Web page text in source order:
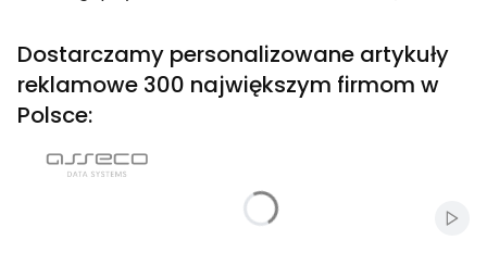
Dostarczamy personalizowane artykuły
reklamowe 300 największym firmom w
Polsce: